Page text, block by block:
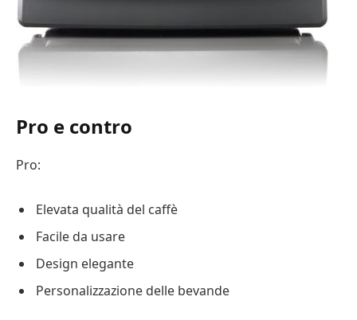
Pro e contro
Pro:
Elevata qualità del caffè
Facile da usare
Design elegante
Personalizzazione delle bevande